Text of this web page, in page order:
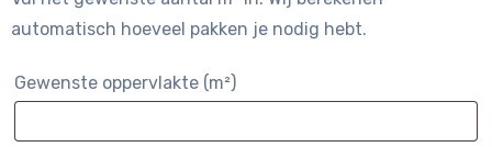
automatisch hoeveel pakken je nodig hebt.
Gewenste oppervlakte (m²)